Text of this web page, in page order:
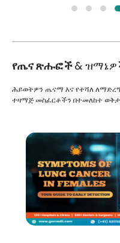
የጤና ጽሑፎች&
ሕይወትዎን ጤናማ እና የተሻለ
ተዛማጅ መስፈርቶችን በተመለከተ